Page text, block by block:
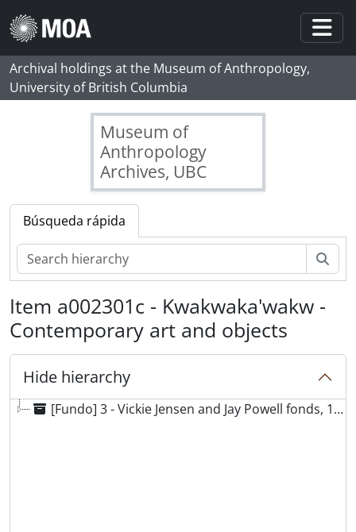
Skip to main content
Archival holdings at the Museum of Anthropology,
University of British Columbia
Museum of
Anthropology
Archives, UBC
Búsqueda rápida
Item a002301c - Kwakwaka'wakw -
Contemporary art and objects
Hide hierarchy
[Fundo] 3 - Vickie Jensen and Jay Powell fonds, 1969 - 2021